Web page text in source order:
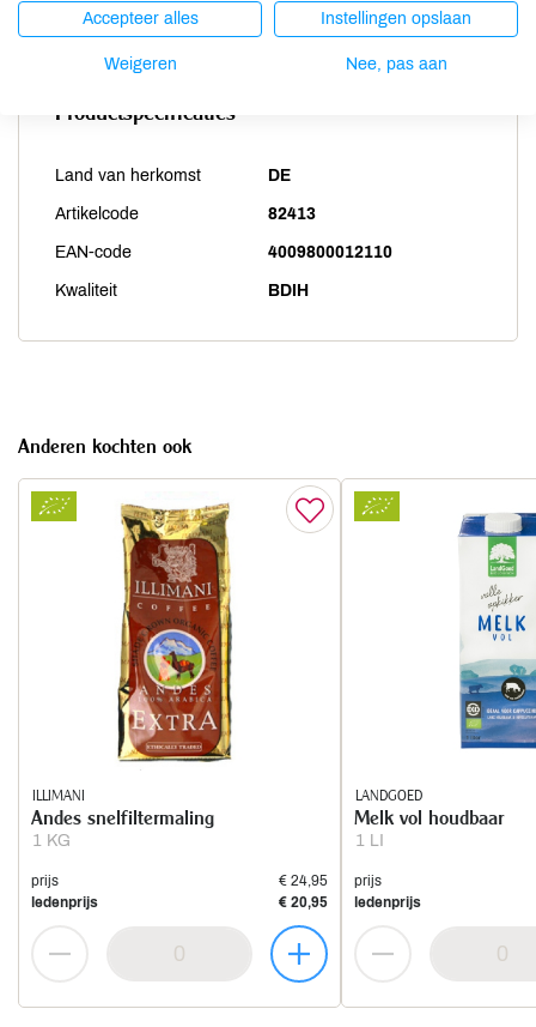
Zwaveldioxide / sulfieten
onbekend
Productspecificaties
Land van herkomst DE
Artikelcode 82413
EAN-code 4009800012110
Kwaliteit BDIH
Anderen kochten ook
ILLIMANI
1 KG
Andes snelfiltermaling
prijs
€ 24,95
ledenprijs
€ 20,95
LANDGOED
1 LI
Melk vol houdbaar
prijs
ledenprijs
Accepteer alles Instellingen opslaan
Weigeren Nee, pas aan